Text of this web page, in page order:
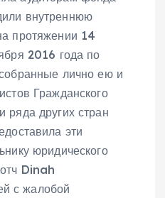
внутреннюю
протяжении 14
2016 года по
лично ею и
Гражданского
ряда других стран
эти
юридического
Dinah
с жалобой